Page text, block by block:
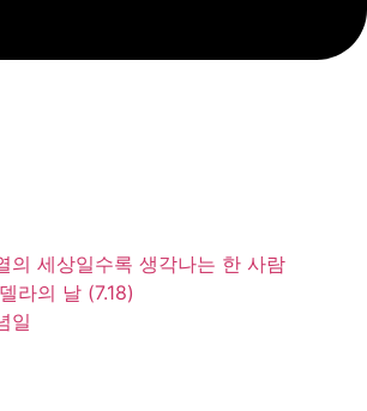
의 세상일수록 생각나는 한 사람
라의 날 (7.18)
일